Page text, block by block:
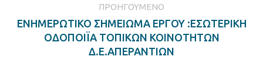
ΠΡΟΗΓΟΎΜΕΝΟ
Previous
post:
ΕΝΗΜΕΡΩΤΙΚΟ ΣΗΜΕΙΩΜΑ ΕΡΓΟΥ :ΕΣΩΤΕΡΙΚΗ
ΟΔΟΠΟΙΪΑ ΤΟΠΙΚΩΝ ΚΟΙΝΟΤΗΤΩΝ
Δ.Ε.ΑΠΕΡΑΝΤΙΩΝ